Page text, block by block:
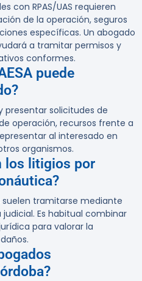
con RPAS/UAS requieren
de la operación, seguros
específicas. Un abogado
a tramitar permisos y
conformes.
puede
presentar solicitudes de
operación, recursos frente a
al interesado en
organismos.
los litigios por
tramitarse mediante
Es habitual combinar
para valorar la